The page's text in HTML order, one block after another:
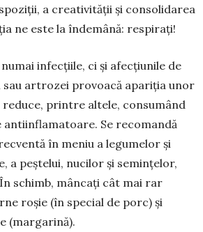
a creativității și consolidarea
ne este la îndemână: respirați!
numai infecțiile, ci și afecțiunile de
artrozei provoacă apariția unor
printre altele, consumând
antiinfla­matoa­re. Se recomandă
în meniu a legumelor și
a peștelui, nucilor și se­min­țelor,
schimb, mâncați cât mai rar
roșie (în spe­cial de porc) și
(marga­ri­nă).